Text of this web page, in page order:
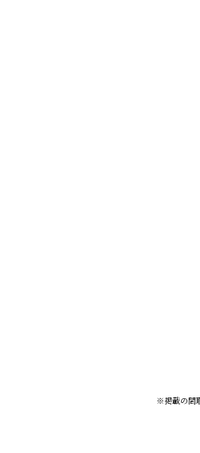
※掲載の間